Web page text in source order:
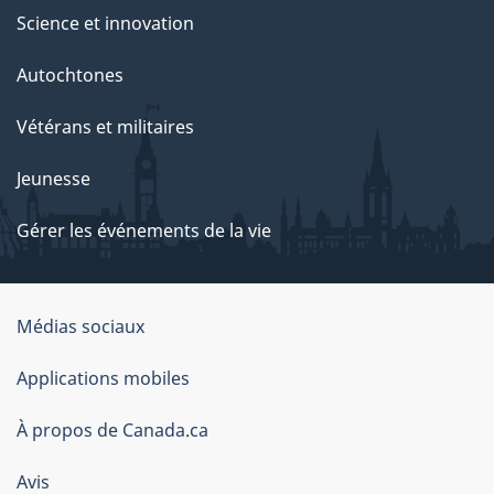
Science et innovation
Autochtones
Vétérans et militaires
Jeunesse
Gérer les événements de la vie
Organisation
du
gouvernement
du
Canada
Médias sociaux
Applications mobiles
À propos de Canada.ca
Avis